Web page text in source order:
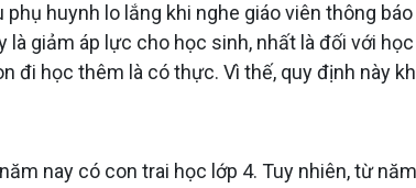
huynh lo lắng khi nghe giáo viên thông
là giảm áp lực cho học sinh, nhất là đối với
đi học thêm là có thực. Vì thế, quy định này
nay có con trai học lớp 4. Tuy nhiên, từ